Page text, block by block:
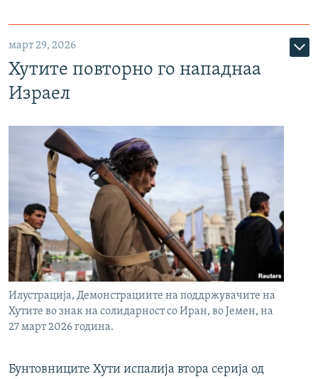
март 29, 2026
Хутите повторно го нападнаа
Израел
Илустрација, Демонстрациите на поддржувачите на
Хутите во знак на солидарност со Иран, во Јемен, на
27 март 2026 година.
Бунтовниците Хути испалија втора серија од